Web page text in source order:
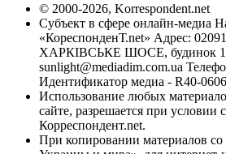
© 2000-2026, Korrespondent.net
Субъект в сфере онлайн-медиа
«КореспонденТ.net» Адрес:
ХАРКІВСЬКЕ ШОСЕ, будинок
sunlight@mediadim.com.ua
Идентификатор медиа - R40-
Использование любых
сайте, разрешается при условии
Корреспондент.net.
При копировании материалов